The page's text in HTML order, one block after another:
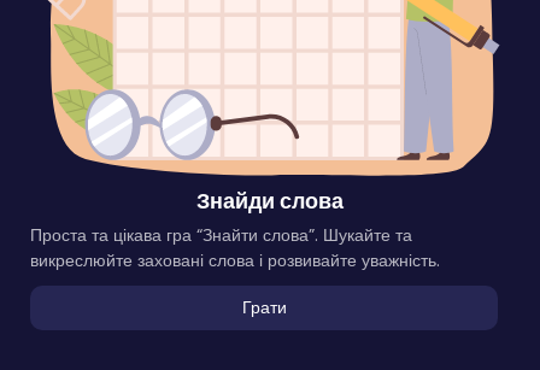
Знайди слова
Проста та цікава гра “Знайти слова”. Шукайте та
викреслюйте заховані слова і розвивайте уважність.
Грати